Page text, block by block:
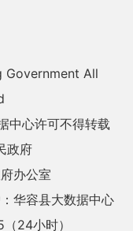
Government All
中心许可不得转载
政府
办公室
华容县大数据中心
24小时）